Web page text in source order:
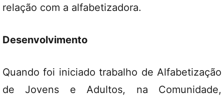
relação com a alfabetizadora.
Desenvolvimento
Quando foi iniciado trabalho de Alfabetização
de Jovens e Adultos, na Comunidade,